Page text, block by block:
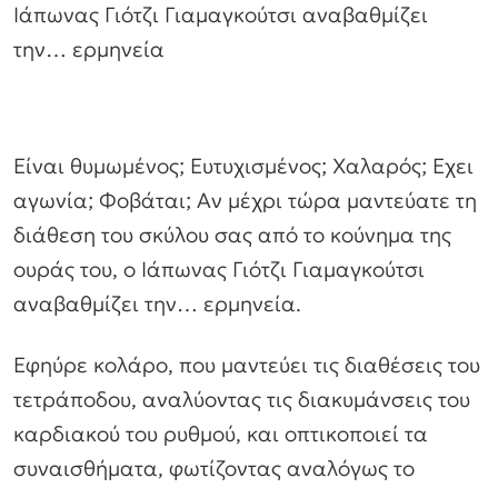
Ιάπωνας Γιότζι Γιαμαγκούτσι αναβαθμίζει
την… ερμηνεία
Είναι θυμωμένος; Ευτυχισμένος; Χαλαρός; Εχει
αγωνία; Φοβάται; Αν μέχρι τώρα μαντεύατε τη
διάθεση του σκύλου σας από το κούνημα της
ουράς του, ο Ιάπωνας Γιότζι Γιαμαγκούτσι
αναβαθμίζει την… ερμηνεία.
Εφηύρε κολάρο, που μαντεύει τις διαθέσεις του
τετράποδου, αναλύοντας τις διακυμάνσεις του
καρδιακού του ρυθμού, και οπτικοποιεί τα
συναισθήματα, φωτίζοντας αναλόγως το